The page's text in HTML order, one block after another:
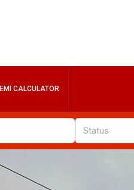
EMI CALCULATOR
Status